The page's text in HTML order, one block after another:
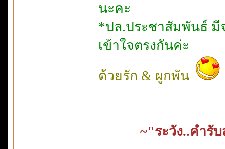
นะคะ
*ปล.ประชาสัมพันธ์ มี
เข้าใจตรงกันค่ะ
ด้วยรัก & ผูกพัน
~"ระวัง..คำรั